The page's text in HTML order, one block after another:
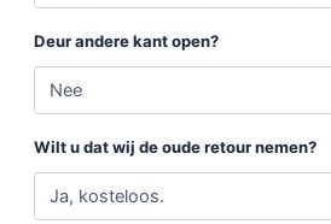
Deur andere kant open?
Wilt u dat wij de oude retour nemen?